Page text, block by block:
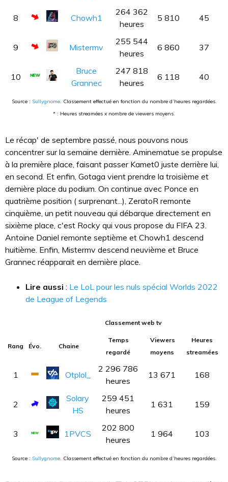
8 Chowh1
264 362
heures
5 810 45
9 Mistermv
255 544
heures
6 860 37
10
Bruce
Grannec
247 818
heures
6 118 40
Source : Sullygnome. Classement effectué en fonction du nombre d’heures regardées.
* : Heures streamées x nombre de viewers moyens.
Le récap' de septembre passé, nous pouvons nous
concentrer sur la semaine dernière. Aminematue se propulse
à la première place, faisant passer Kamet0 juste derrière lui,
en second. Et enfin, Gotaga vient prendre la troisième et
dernière place du podium. On continue avec Ponce en
quatrième position ( surprenant...), ZeratoR remonte
cinquième, un petit nouveau qui débarque directement en
sixième place, c'est Rocky qui vous propose du FIFA 23.
Antoine Daniel remonte septième et Chowh1 descend
huitième. Enfin, Mistermv descend neuvième et Bruce
Grannec réapparait en dernière place.
Lire aussi : Le LoL pour les nuls spécial Worlds 2022
de League of Legends
Classement web tv
Rang Évo. Chaine
Temps
regardé
Viewers
moyens
Heures
streamées
1 Otplol_
2 296 786
heures
13 671 168
2
Solary
HS
259 451
heures
1 631 159
3 1PVCS
202 800
heures
1 964 103
Source : Sullygnome. Classement effectué en fonction du nombre d’heures regardées.